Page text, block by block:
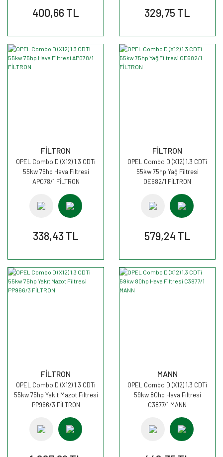
400,66 TL 329,75 TL
FİLTRON
OPEL Combo D (X12) 1.3 CDTi
55kw 75hp Hava Filtresi
AP078/1 FİLTRON
338,43 TL
FİLTRON
OPEL Combo D (X12) 1.3 CDTi
55kw 75hp Yağ Filtresi
OE682/1 FİLTRON
579,24 TL
FİLTRON
OPEL Combo D (X12) 1.3 CDTi
55kw 75hp Yakıt Mazot Filtresi
PP966/3 FİLTRON
MANN
OPEL Combo D (X12) 1.3 CDTi
59kw 80hp Hava Filtresi
C3877/1 MANN